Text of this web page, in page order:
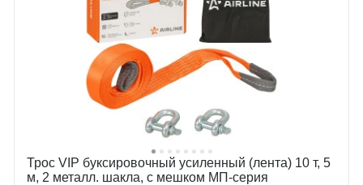
Трос VIP буксировочный усиленный (лента) 10 т, 5
м, 2 металл. шакла, с мешком МП-серия